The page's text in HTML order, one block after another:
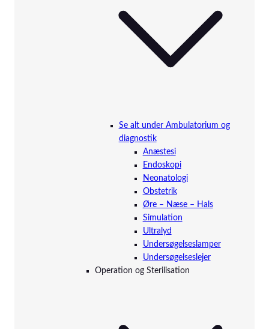
Se alt under Ambulatorium og
diagnostik
Anæstesi
Endoskopi
Neonatologi
Obstetrik
Øre – Næse – Hals
Simulation
Ultralyd
Undersøgelseslamper
Undersøgelseslejer
Operation og Sterilisation